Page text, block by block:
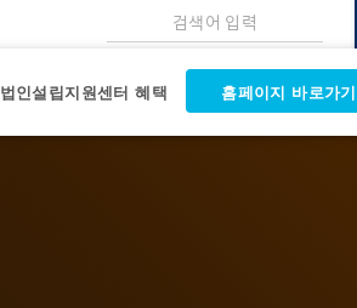
검색어 입력
법인설립지원센터 혜택 홈페이지 바로가기